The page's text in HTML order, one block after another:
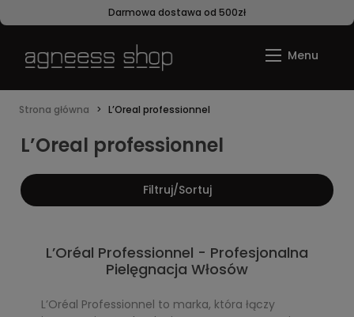
Darmowa dostawa od 500zł
Strona główna L’Oreal professionnel
L’Oreal professionnel
Filtruj/Sortuj
L’Oréal Professionnel - Profesjonalna
Pielęgnacja Włosów
L’Oréal Professionnel to marka, która łączy